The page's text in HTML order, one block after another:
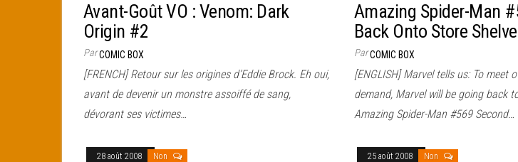
Avant-Goût VO : Venom: Dark
Origin #2
ParCOMIC BOX
[FRENCH] Retour sur les origines d’Eddie Brock. Eh oui,
avant de devenir un monstre assoiffé de sang,
dévorant ses victimes…
Amazing Spider-Man
Back Onto Store
ParCOMIC BOX
[ENGLISH] Marvel tells us: To meet
demand, Marvel will be going back
Amazing Spider-Man #569 Second…
28 août 2008 Non 25 août 2008 Non